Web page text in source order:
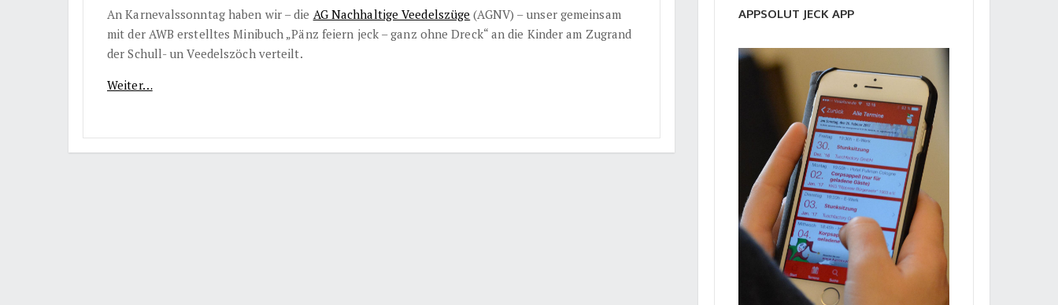
An Karnevalssonntag haben wir – die AG Nachhaltige Veedelszüge (AGNV) – unser gemeinsam
mit der AWB erstelltes Minibuch „Pänz feiern jeck – ganz ohne Dreck“ an die Kinder am Zugrand
der Schull- un Veedelszöch verteilt.
Weiter…
APPSOLUT JECK APP